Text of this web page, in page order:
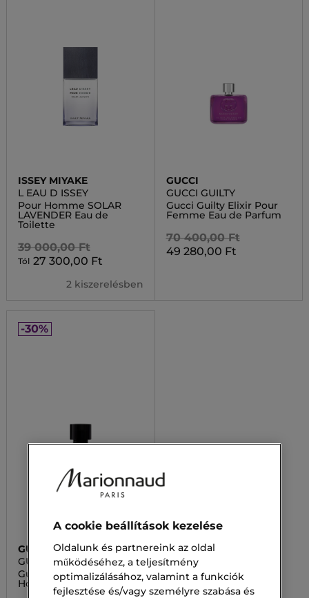
ISSEY MIYAKE
L EAU D ISSEY
Pour Homme SOLAR
LAVENDER Eau de
Toilette
39 000,00 Ft
Tól 27 300,00 Ft
2 kiszerelésben
GUCCI
GUCCI GUILTY
Gucci Guilty Elixir Pour
Femme Eau de Parfum
70 400,00 Ft
49 280,00 Ft
-30%
GUCCI
GUILTY
Guilty Absolu Parfum
Homme
A cookie beállítások kezelése
Oldalunk és partnereink az oldal
működéséhez, a teljesítmény
optimalizálásához, valamint a funkciók
fejlesztése és/vagy személyre szabása és